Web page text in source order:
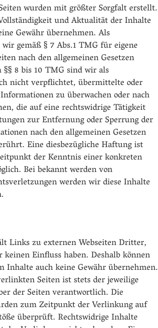
wurden mit größter Sorgfalt erstellt.
und Aktualität der Inhalte
Gewähr übernehmen. Als
gemäß § 7 Abs.1 TMG für eigene
nach den allgemeinen Gesetzen
8 bis 10 TMG sind wir als
nicht verpflichtet, übermittelte oder
zu überwachen oder nach
die auf eine rechtswidrige Tätigkeit
zur Entfernung oder Sperrung der
nach den allgemeinen Gesetzen
Eine diesbezügliche Haftung ist
der Kenntnis einer konkreten
Bei bekannt werden von
werden wir diese Inhalte
Links zu externen Webseiten Dritter,
Einfluss haben. Deshalb können
Inhalte auch keine Gewähr übernehmen.
Seiten ist stets der jeweilige
der Seiten verantwortlich. Die
zum Zeitpunkt der Verlinkung auf
überprüft. Rechtswidrige Inhalte